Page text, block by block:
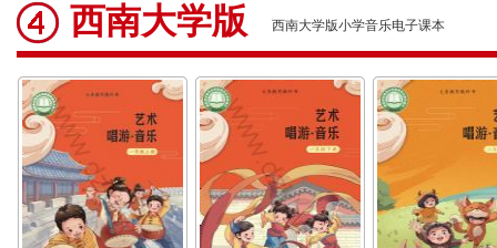
西南大学版 西南大学版小学音乐电子课本